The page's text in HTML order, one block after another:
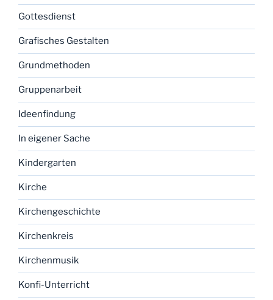
Gottesdienst
Grafisches Gestalten
Grundmethoden
Gruppenarbeit
Ideenfindung
In eigener Sache
Kindergarten
Kirche
Kirchengeschichte
Kirchenkreis
Kirchenmusik
Konfi-Unterricht